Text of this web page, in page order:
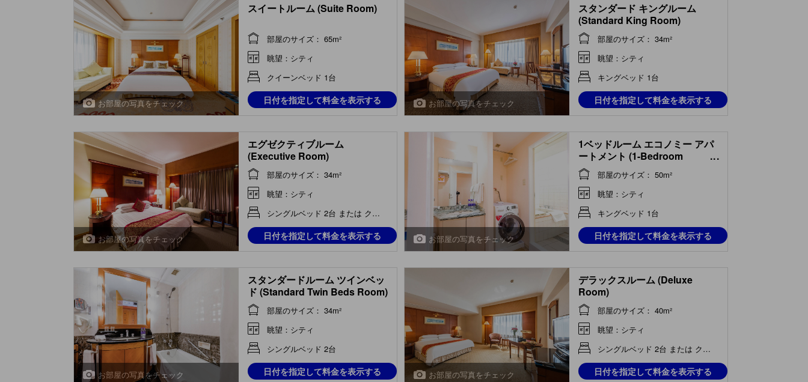
お部屋の写真をチェック
スイートルーム (Suite Room)
部屋のサイズ： 65m²
眺望：シティ
クイーンベッド 1台
日付を指定して料金を表示する お部屋の写真をチェック
スタンダード キングルーム
(Standard King Room)
部屋のサイズ： 34m²
眺望：シティ
キングベッド 1台
日付を指定して料金を表示する
お部屋の写真をチェック
エグゼクティブルーム
(Executive Room)
部屋のサイズ： 34m²
眺望：シティ
シングルベッド 2台 または クイーンベッド 1台
日付を指定して料金を表示する お部屋の写真をチェック
1ベッドルーム エコノミー アパ
ートメント (1-Bedroom
Economy Apartment)
...
部屋のサイズ： 50m²
眺望：シティ
キングベッド 1台
日付を指定して料金を表示する
お部屋の写真をチェック
スタンダードルーム ツインベッ
ド (Standard Twin Beds Room)
部屋のサイズ： 34m²
眺望：シティ
シングルベッド 2台
日付を指定して料金を表示する お部屋の写真をチェック
デラックスルーム (Deluxe
Room)
部屋のサイズ： 40m²
眺望：シティ
シングルベッド 2台 または クイーンベッド 1台
日付を指定して料金を表示する